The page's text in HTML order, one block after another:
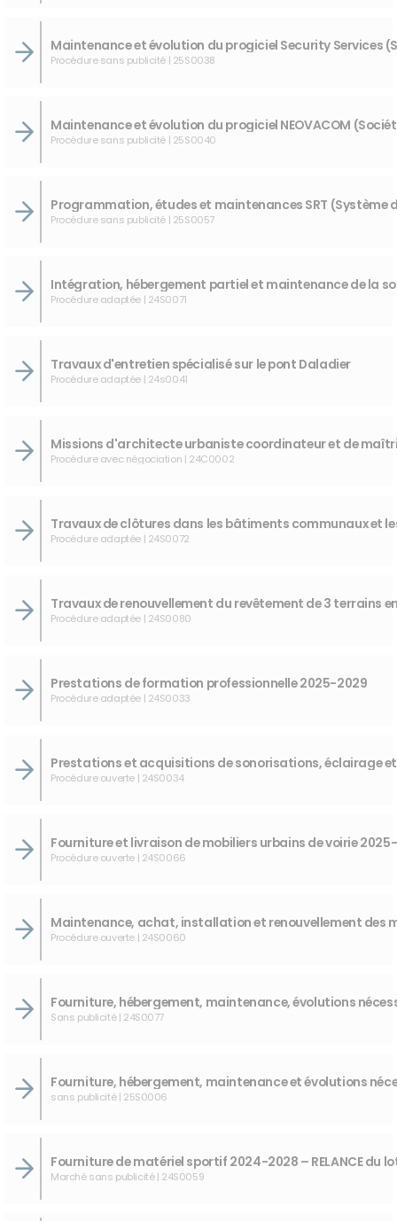
Procédure sans publicité | 25S0038
Procédure sans publicité | 25S0040
Procédure sans publicité | 25S0057
Procédure adaptée | 24S0071
Travaux d'entretien spécialisé sur le pont Daladier
Procédure adaptée | 24s0041
Procédure avec négociation | 24C0002
Procédure adaptée | 24S0072
Procédure adaptée | 24S0080
Prestations de formation professionnelle 2025-2029
Procédure adaptée | 24S0033
Procédure ouverte | 24S0034
Procédure ouverte | 24S0066
Procédure ouverte | 24S0060
Sans publicité | 24S0077
sans publicité | 25S0006
Marché sans publicité | 24S0059